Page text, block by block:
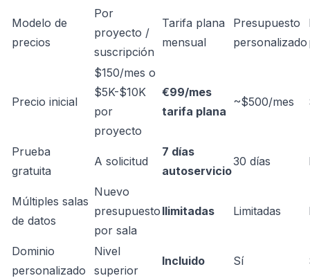
Modelo de
precios
Por
proyecto /
suscripción
Tarifa plana
mensual
Presupuesto
personalizado
Precio inicial
$150/mes o
$5K-$10K
por
proyecto
€99/mes
tarifa plana
~$500/mes
Prueba
gratuita
A solicitud
7 días
autoservicio
30 días
Múltiples salas
de datos
Nuevo
presupuesto
por sala
Ilimitadas Limitadas
Dominio
personalizado
Nivel
superior
Incluido Sí